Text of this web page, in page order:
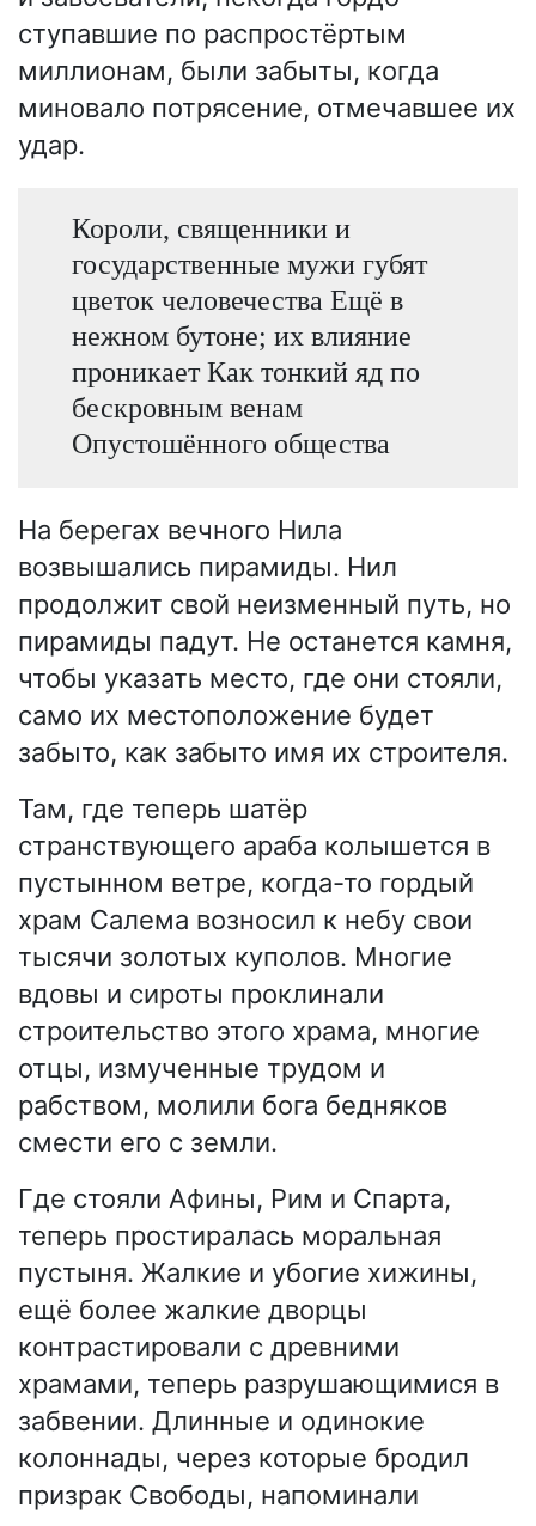
ступавшие по распростёртым
миллионам, были забыты, когда
миновало потрясение, отмечавшее их
удар.
Короли, священники и
государственные мужи губят
цветок человечества Ещё в
нежном бутоне; их влияние
проникает Как тонкий яд по
бескровным венам
Опустошённого общества
На берегах вечного Нила
возвышались пирамиды. Нил
продолжит свой неизменный путь, но
пирамиды падут. Не останется камня,
чтобы указать место, где они стояли,
само их местоположение будет
забыто, как забыто имя их строителя.
Там, где теперь шатёр
странствующего араба колышется в
пустынном ветре, когда-то гордый
храм Салема возносил к небу свои
тысячи золотых куполов. Многие
вдовы и сироты проклинали
строительство этого храма, многие
отцы, измученные трудом и
рабством, молили бога бедняков
смести его с земли.
Где стояли Афины, Рим и Спарта,
теперь простиралась моральная
пустыня. Жалкие и убогие хижины,
ещё более жалкие дворцы
контрастировали с древними
храмами, теперь разрушающимися в
забвении. Длинные и одинокие
колоннады, через которые бродил
призрак Свободы, напоминали